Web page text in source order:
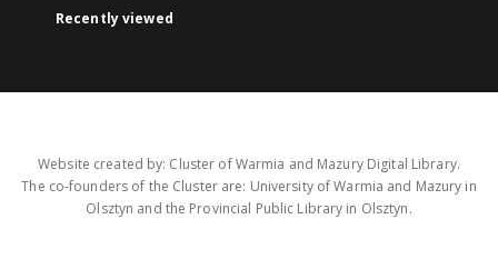
Recently viewed
Website created by: Cluster of Warmia and Mazury Digital Library.
The co-founders of the Cluster are: University of Warmia and Mazury in
Olsztyn and the Provincial Public Library in Olsztyn.